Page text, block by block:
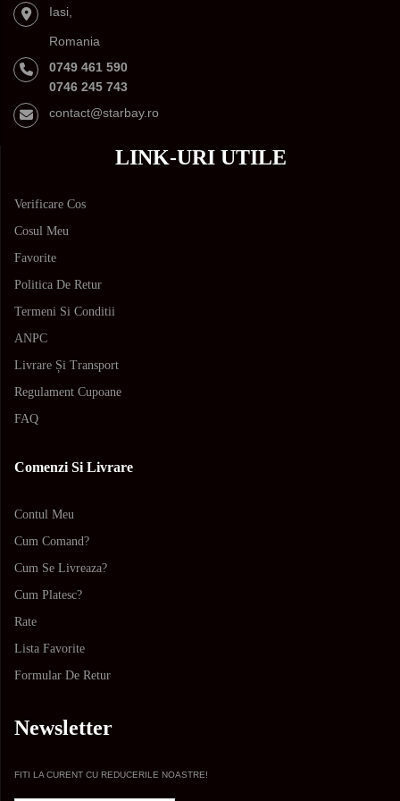
Iasi,
Romania
0749 461 590
0746 245 743
contact@starbay.ro
LINK-URI UTILE
Verificare Cos
Cosul Meu
Favorite
Politica De Retur
Termeni Si Conditii
ANPC
Livrare Și Transport
Regulament Cupoane
FAQ
Comenzi Si Livrare
Contul Meu
Cum Comand?
Cum Se Livreaza?
Cum Platesc?
Rate
Lista Favorite
Formular De Retur
Newsletter
FITI LA CURENT CU REDUCERILE NOASTRE!